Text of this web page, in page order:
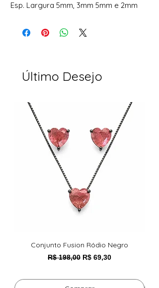
Esp. Largura 5mm, 3mm 5mm e 2mm
Último Desejo
Conjunto Fusion Ródio Negro
Preço normal
R$ 198,00 Preço promocional
R$ 69,30